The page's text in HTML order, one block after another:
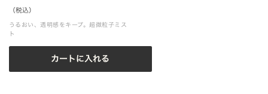
（税込）
うるおい、透明感をキープ。超微粒子ミス
ト
カートに入れる